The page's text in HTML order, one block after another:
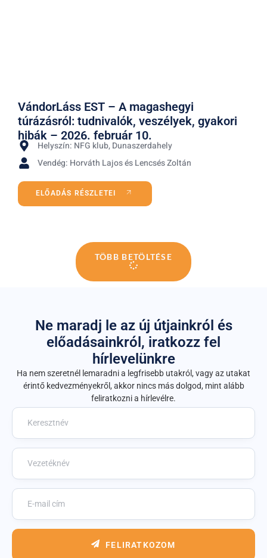
VándorLáss EST – A magashegyi
túrázásról: tudnivalók, veszélyek, gyakori
hibák – 2026. február 10.
Helyszín: NFG klub, Dunaszerdahely
Vendég: Horváth Lajos és Lencsés Zoltán
ELŐADÁS RÉSZLETEI
TÖBB BETÖLTÉSE
Ne maradj le az új útjainkról és
előadásainkról, iratkozz fel
hírlevelünkre
Ha nem szeretnél lemaradni a legfrisebb utakról, vagy az utakat
érintő kedvezményekről, akkor nincs más dolgod, mint alább
feliratkozni a hírlevélre.
FELIRATKOZOM